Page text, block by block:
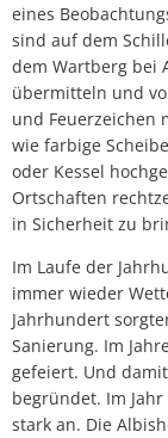
eines
sind auf dem
dem Wartberg bei
übermitteln und
und Feuerzeichen
wie farbige
oder Kessel
Ortschaften
in Sicherheit zu
Im Laufe der
immer wieder
Jahrhundert
Sanierung. Im
gefeiert. Und
begründet. Im
stark an. Die